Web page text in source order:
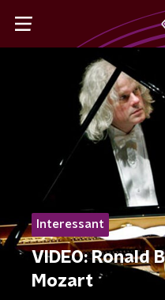
Interessant
VIDEO: Ronald
Mozart